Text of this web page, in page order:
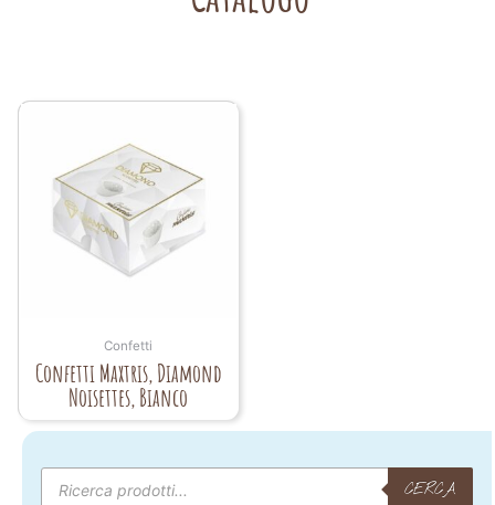
Confetti
Confetti Maxtris, Diamond
Noisettes, Bianco
Products
search
CERCA